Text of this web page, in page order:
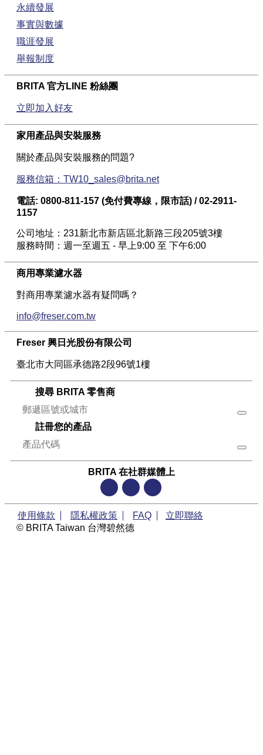
永續發展
事實與數據
職涯發展
舉報制度
BRITA 官方LINE 粉絲團
立即加入好友
家用產品與安裝服務
關於產品與安裝服務的問題?
服務信箱：TW10_sales@brita.net
電話: 0800-811-157 (免付費專線，限市話) / 02-2911-
1157
公司地址：231新北市新店區北新路三段205號3樓
服務時間：週一至週五 - 早上9:00 至 下午6:00
商用專業濾水器
對商用專業濾水器有疑問嗎？
info@freser.com.tw
Freser 興日光股份有限公司
臺北市大同區承德路2段96號1樓
搜尋 BRITA 零售商
註冊您的產品
BRITA 在社群媒體上
使用條款 隱私權政策 FAQ
立即聯絡
© BRITA Taiwan 台灣碧然德